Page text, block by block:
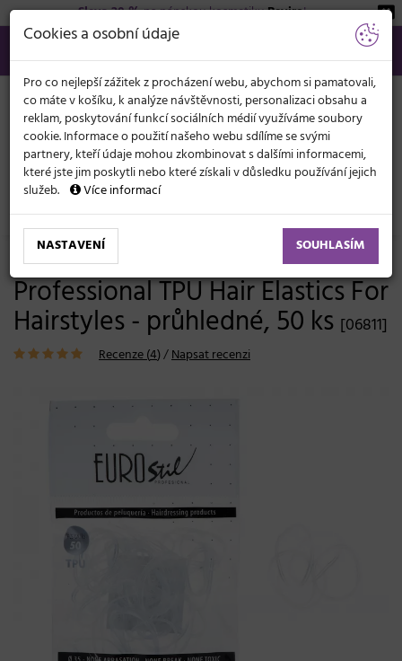
Sleva 20 %na pánskou kosmetikuBeviro!
566 440 099
info@svetkadernictvi.cz
Po−pá: 8−17
Vše o nákupu Kč
KATEGORIE
MENU
Doplňky do vlasů Gumičky
Gumičky do vlasů Eurostil
Professional TPU Hair Elastics For
Hairstyles - průhledné, 50 ks [06811]
Recenze (4)/Napsat recenzi
Cookies a osobní údaje
Pro co nejlepší zážitek z procházení webu, abychom si pamatovali,
co máte v košíku, k analýze návštěvnosti, personalizaci obsahu a
reklam, poskytování funkcí sociálních médií využíváme soubory
cookie. Informace o použití našeho webu sdílíme se svými
partnery, kteří údaje mohou zkombinovat s dalšími informacemi,
které jste jim poskytli nebo které získali v důsledku používání jejich
služeb.
Více informací
NASTAVENÍ SOUHLASÍM